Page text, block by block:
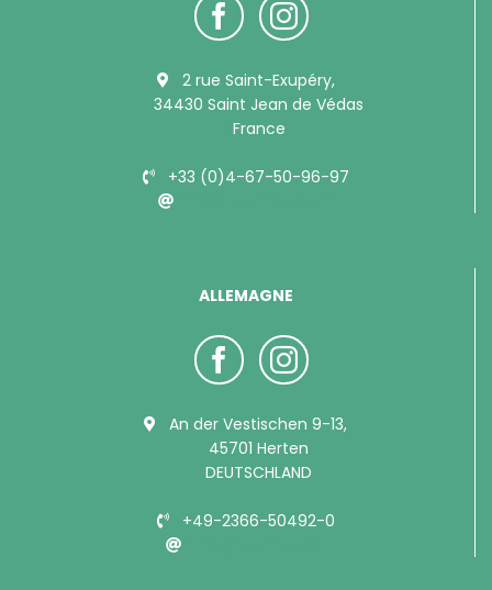
2 rue Saint-Exupéry,
34430 Saint Jean de Védas
France
+33 (0)4-67-50-96-97
ALLEMAGNE
An der Vestischen 9-13,
45701 Herten
DEUTSCHLAND
+49-2366-50492-0